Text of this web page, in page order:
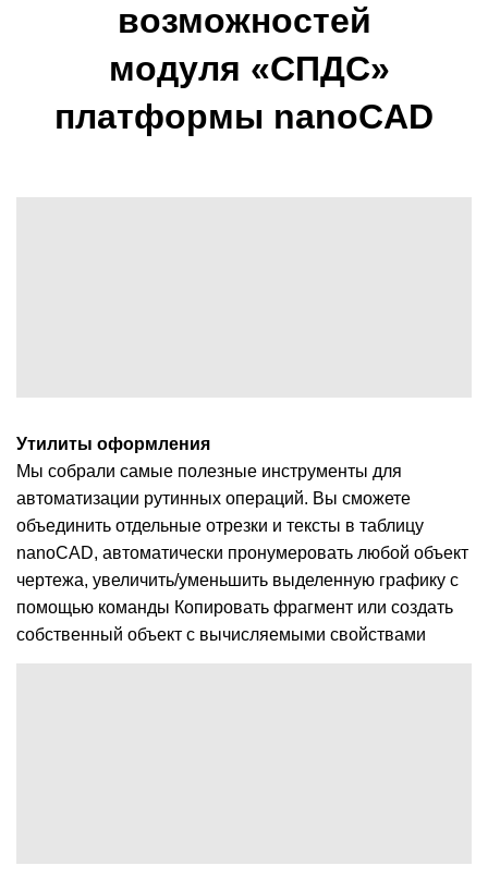
возможностей
модуля «СПДС»
платформы nanoCAD
Утилиты оформления
Мы собрали самые полезные инструменты для
автоматизации рутинных операций. Вы сможете
объединить отдельные отрезки и тексты в таблицу
nanoCAD, автоматически пронумеровать любой объект
чертежа, увеличить/уменьшить выделенную графику с
помощью команды Копировать фрагмент или создать
собственный объект с вычисляемыми свойствами